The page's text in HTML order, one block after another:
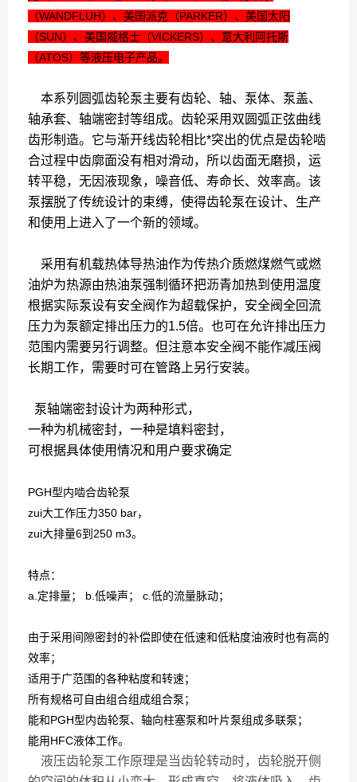
（WANDFLUH）、美国派克（PARKER）、美国太阳
（SUN）、美国威格士（VICKERS）、意大利阿托斯
（ATOS）等液压电子产品。
本系列圆弧齿轮泵主要有齿轮、轴、泵体、泵盖、
轴承套、轴端密封等组成。齿轮采用双圆弧正弦曲线
齿形制造。它与渐开线齿轮相比*突出的优点是齿轮啮
合过程中齿廓面没有相对滑动，所以齿面无磨损，运
转平稳，无因液现象，噪音低、寿命长、效率高。该
泵摆脱了传统设计的束缚，使得齿轮泵在设计、生产
和使用上进入了一个新的领域。
采用有机载热体导热油作为传热介质燃煤燃气或燃
油炉为热源由热油泵强制循环把沥青加热到使用温度
根据实际泵设有安全阀作为超载保护，安全阀全回流
压力为泵额定排出压力的1.5倍。也可在允许排出压力
范围内需要另行调整。但注意本安全阀不能作减压阀
长期工作，需要时可在管路上另行安装。
泵轴端密封设计为两种形式，
一种为机械密封，一种是填料密封，
可根据具体使用情况和用户要求确定
PGH型内啮合齿轮泵
zui大工作压力350 bar，
zui大排量6到250 m3。
特点：
a.定排量； b.低噪声； c.低的流量脉动；
由于采用间隙密封的补偿即使在低速和低粘度油液时也有高的
效率；
适用于广范围的各种粘度和转速；
所有规格可自由组合组成组合泵；
能和PGH型内齿轮泵、轴向柱塞泵和叶片泵组成多联泵；
能用HFC液体工作。
液压齿轮泵工作原理是当齿轮转动时，齿轮脱开侧